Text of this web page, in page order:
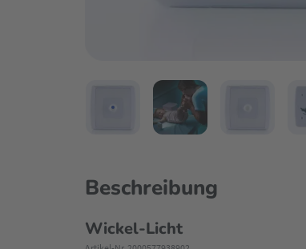
Beschreibung
Wickel-Licht